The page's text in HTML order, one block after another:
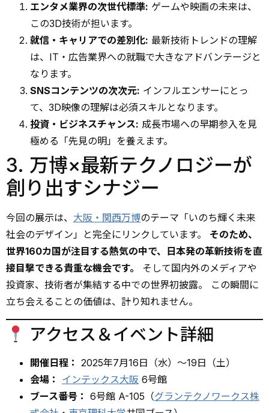
エンタメ業界の次世代標準: ゲームや映画の未来は、
この3D技術が担います。
就信・キャリアでの差別化: 最新技術トレンドの理解
は、IT・広告業界への就職で大きなアドバンテージと
なります。
SNSコンテンツの次次元: インフルエンサーにとっ
て、3D映像の理解は必須スキルとなります。
投資・ビジネスチャンス: 成長市場への早期参入を見
極める「先見の明」を養えます。
3. 万博×最新テクノロジーが
創り出すシナジー
今回の展示は、 大阪・関西万博のテーマ「いのち輝く未来
社会のデザイン」と完全にリンクしています。 そのため、
世界160カ国が注目する熱気の中で、日本発の革新技術を直
接目撃できる貴重な機会です。
そして国内外のメディアや
投資家、技術者が集結する中での世界初披露。 この瞬間に
立ち会えることの価値は、計り知れません。
アクセス＆イベント詳細
開催日程： 2025年7月16日（水）～19日（土）
会場：
インテックス大阪 6号館
ブース番号： 6号館 A-105（グランテクノワークス株